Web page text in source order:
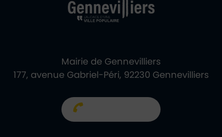
Mairie de Gennevilliers
177, avenue Gabriel-Péri, 92230 Gennevilliers